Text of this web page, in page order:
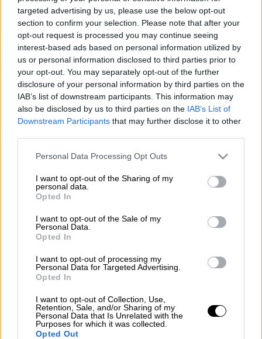
targeted advertising by us, please use the below opt-out
section to confirm your selection. Please note that after your
opt-out request is processed you may continue seeing
interest-based ads based on personal information utilized by
us or personal information disclosed to third parties prior to
your opt-out. You may separately opt-out of the further
disclosure of your personal information by third parties on the
IAB’s list of downstream participants. This information may
also be disclosed by us to third parties on the IAB’s List of
Downstream Participants that may further disclose it to other
Please note that this website/app uses one or more Google
not limited to your visit or usage behaviour. You may click to
grant or deny consent to Google and its third-party tags to
use your data for below specified purposes in below Google
consent section.
Personal Data Processing Opt Outs
I want to opt-out of the Sharing of my
personal data.
Opted In
I want to opt-out of the Sale of my
Personal Data.
Opted In
I want to opt-out of processing my
Personal Data for Targeted Advertising.
Opted In
I want to opt-out of Collection, Use,
Retention, Sale, and/or Sharing of my
Personal Data that Is Unrelated with the
Purposes for which it was collected.
Opted Out
(AP Photo/Evgeniy Maloletka)
Προσθέστε το ΕΘΝΟΣ στη Google
Ο πρόεδρος της ΟυκρανίαςΒολοντίμιρ
Ζελένσκιανακοίνωσε ότι το Κίεβο και οι
εταίροι του εξετάζουν το ενδεχόμενο να
οργανώσουν μιασύνοδομε τη συμμετοχή
των ηγετών τηςΟυκρανίας, της Ρωσίας , των
και τηςΒρετανίαςστο πλαίσιο των
προσπαθειών για τον τερματισμό του
πολέμου.
Μιλώντας σε δημοσιογράφους στο Κίεβο
είχε σήμερα με τον Αμερικανό πρόεδρο
Ντόναλντ Τραμπ
η συνάντηση αυτή να διεξαχθεί το
συντομότερο δυνατόν.